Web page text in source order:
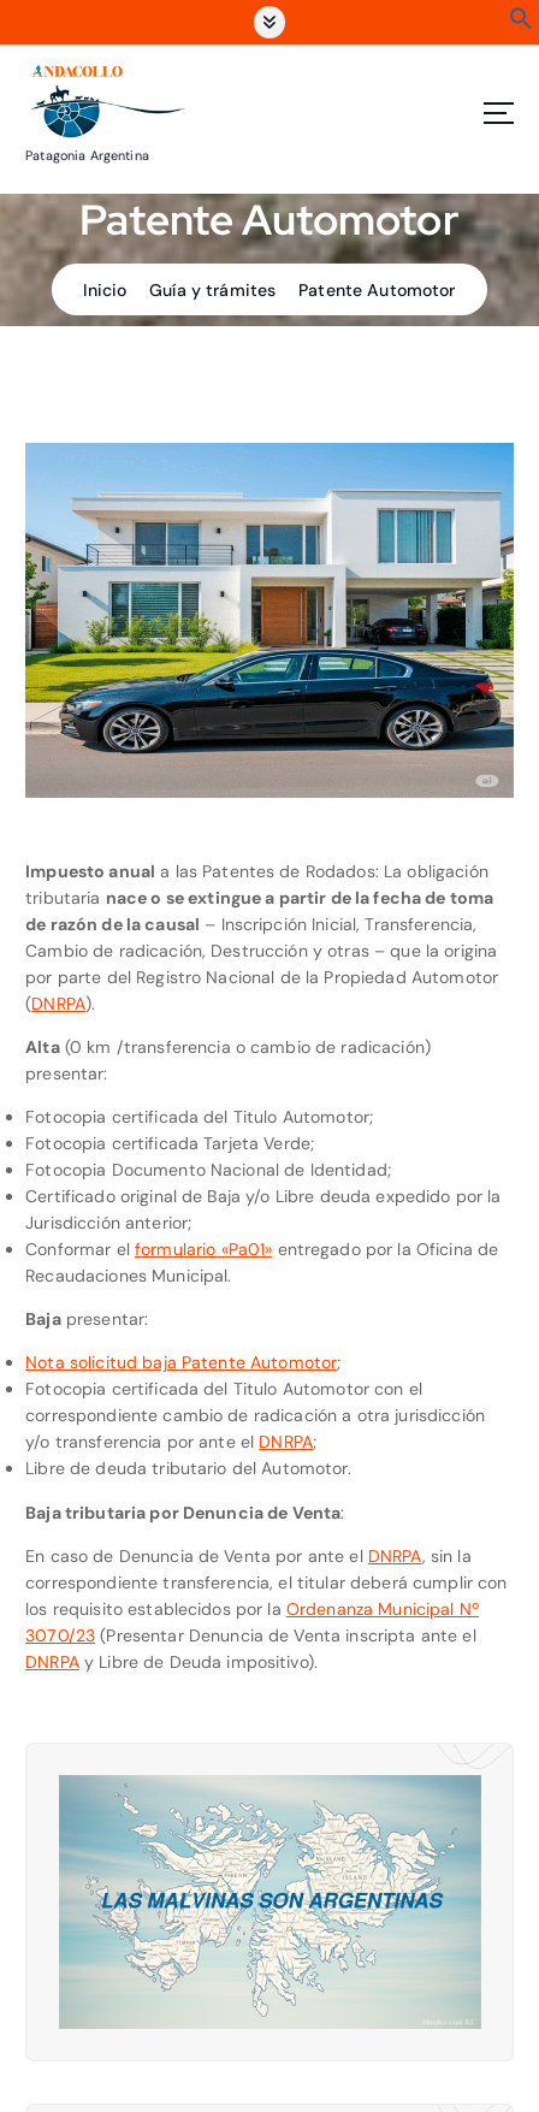
l
e
Patagonia Argentina
Patente Automotor
Inicio Guía y trámites Patente Automotor
Impuesto anual a las Patentes de Rodados: La obligación
tributaria nace o se extingue a partir de la fecha de toma
de razón de la causal – Inscripción Inicial, Transferencia,
Cambio de radicación, Destrucción y otras – que la origina
por parte del Registro Nacional de la Propiedad Automotor
(DNRPA).
Alta(0 km /transferencia o cambio de radicación)
presentar:
Fotocopia certificada del Titulo Automotor;
Fotocopia certificada Tarjeta Verde;
Fotocopia Documento Nacional de Identidad;
Certificado original de Baja y/o Libre deuda expedido por la
Jurisdicción anterior;
Conformar el formulario «Pa01» entregado por la Oficina de
Recaudaciones Municipal.
Bajapresentar:
Nota solicitud baja Patente Automotor;
Fotocopia certificada del Titulo Automotor con el
correspondiente cambio de radicación a otra jurisdicción
y/o transferencia por ante el DNRPA;
Libre de deuda tributario del Automotor.
Baja tributaria por Denuncia de Venta:
En caso de Denuncia de Venta por ante el DNRPA, sin la
correspondiente transferencia, el titular deberá cumplir con
los requisito establecidos por la Ordenanza Municipal Nº
3070/23 (Presentar Denuncia de Venta inscripta ante el
DNRPAy Libre de Deuda impositivo).